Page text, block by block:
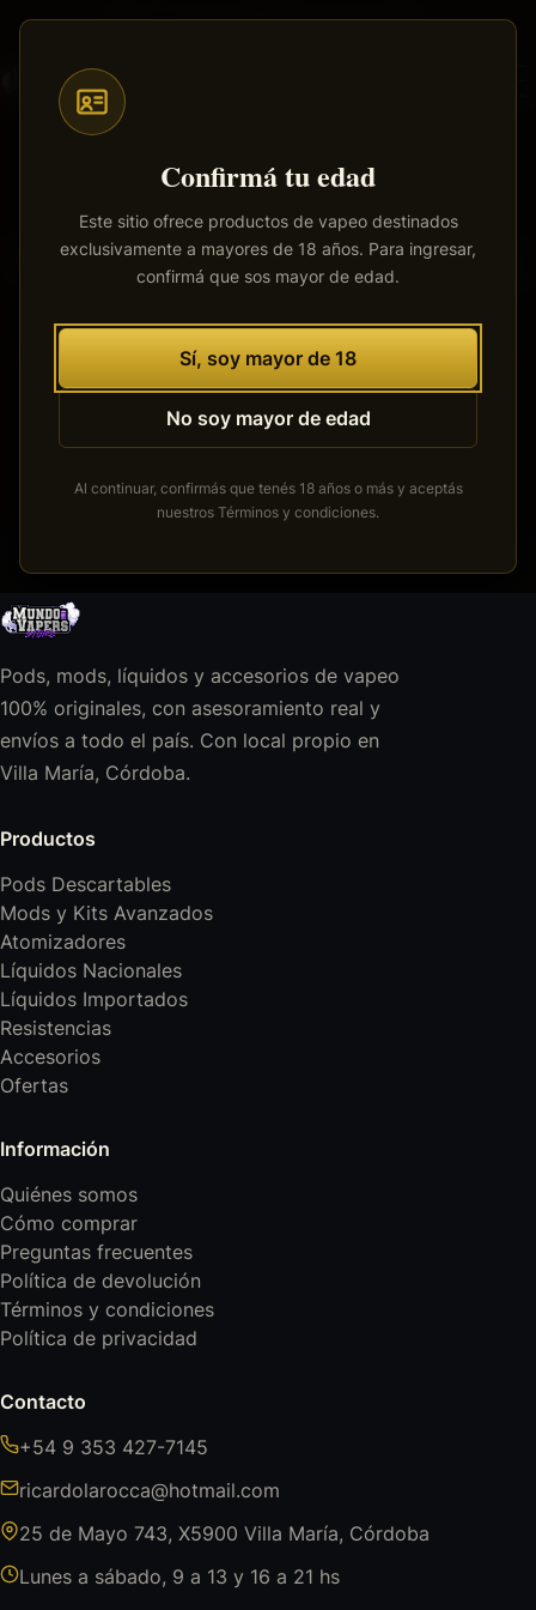
Confirmá tu edad
Este sitio ofrece productos de vapeo destinados
exclusivamente a mayores de 18 años. Para ingresar,
confirmá que sos mayor de edad.
Sí, soy mayor de 18
No soy mayor de edad
Al continuar, confirmás que tenés 18 años o más y aceptás
nuestros Términos y condiciones.
Saltar
contenido
principal
Envíos a todo el país· 100% productos originales
Tenemos grandes proyectos
Se está cocinando algo grande. Nuestra tienda está en
obras y pronto abrirá sus puertas.
Pods, mods, líquidos y accesorios de vapeo
100% originales, con asesoramiento real y
envíos a todo el país. Con local propio en
Villa María, Córdoba.
Productos
Pods Descartables
Mods y Kits Avanzados
Atomizadores
Líquidos Nacionales
Líquidos Importados
Resistencias
Accesorios
Ofertas
Información
Quiénes somos
Cómo comprar
Preguntas frecuentes
Política de devolución
Términos y condiciones
Política de privacidad
Contacto
+54 9 353 427-7145
ricardolarocca@hotmail.com
25 de Mayo 743, X5900 Villa María, Córdoba
Lunes a sábado, 9 a 13 y 16 a 21 hs